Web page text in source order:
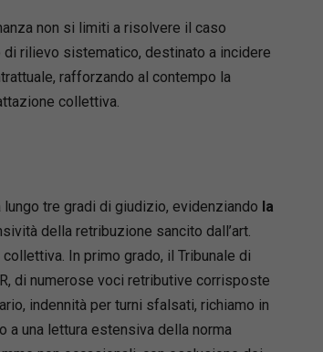
non si limiti a risolvere il caso
rilievo sistematico, destinato a incidere
rafforzando al contempo la
collettiva.
tre gradi di giudizio, evidenziando la
della retribuzione sancito dall’art.
In primo grado, il Tribunale di
di numerose voci retributive corrisposte
indennità per turni sfalsati, richiamo in
una lettura estensiva della norma